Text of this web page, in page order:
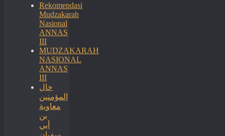
Rekomendasi
Mudzakarah
Nasional
ANNAS
III
MUDZAKARAH
NASIONAL
ANNAS
III
خال
المؤمنين
معاوية
بن
أبي